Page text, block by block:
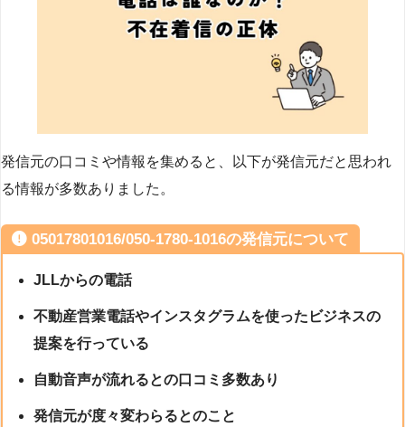
発信元の口コミや情報を集めると、以下が発信元だと思われ
る情報が多数ありました。
05017801016/050-1780-1016の発信元について
JLLからの電話
不動産営業電話やインスタグラムを使ったビジネスの
提案を行っている
自動音声が流れるとの口コミ多数あり
発信元が度々変わらるとのこと